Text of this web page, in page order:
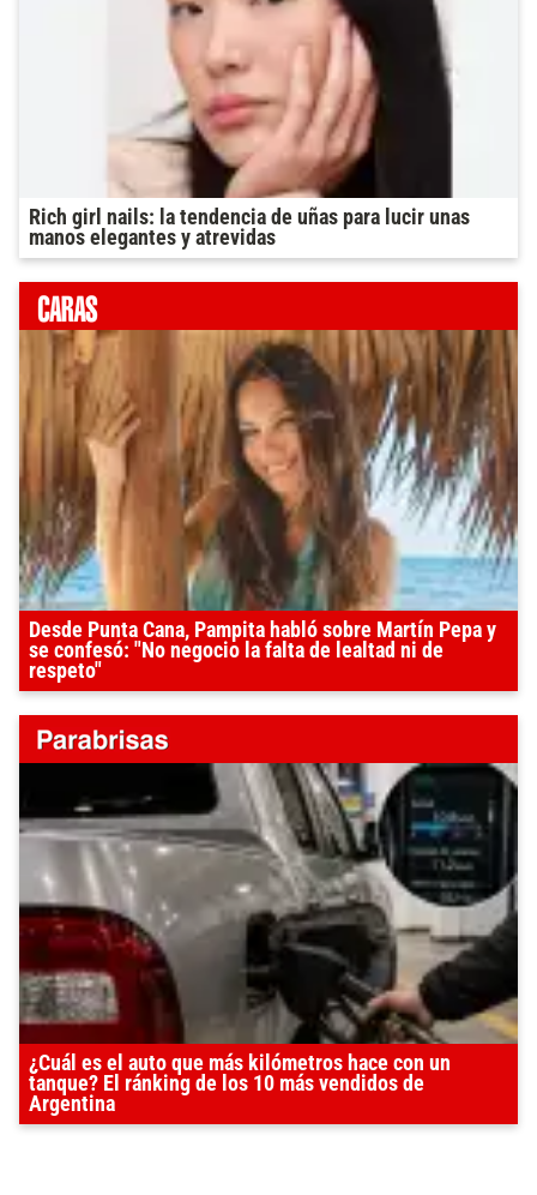
Rich girl nails: la tendencia de uñas para lucir unas
manos elegantes y atrevidas
Desde Punta Cana, Pampita habló sobre Martín Pepa y
se confesó: "No negocio la falta de lealtad ni de
respeto"
¿Cuál es el auto que más kilómetros hace con un
tanque? El ránking de los 10 más vendidos de
Argentina